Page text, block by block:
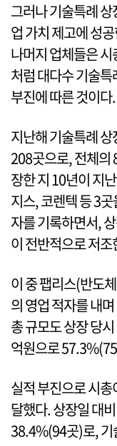
그러나 기술특례
업 가치 제고에 성
나머지 업체들은
처럼 대다수 기술
부진에 따른 것이다.
지난해 기술특례
208곳으로, 전체의
장한 지 10년이 지
지스, 코렌텍 등 3
자를 기록하면서,
이 전반적으로 저
이 중 팹리스(반도
의 영업 적자를 내
총 규모도 상장 당
억원으로
실적 부진으로 시
달했다. 상장일 대
38.4%(94곳)로, 기